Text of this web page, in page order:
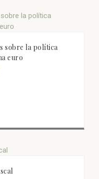
sobre la política
euro